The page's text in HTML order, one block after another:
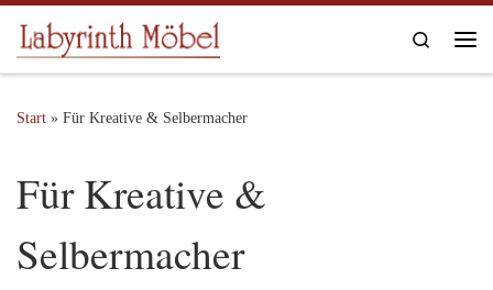
Zum Inhalt springen
Search
Start » Für Kreative & Selbermacher
Für Kreative &
Selbermacher